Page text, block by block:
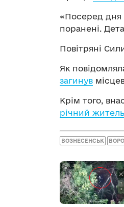
«Посеред дня
поранені.
Повітряні
Як
загинув
Крім того,
річний житель
ВОЗНЕСЕНСЬК